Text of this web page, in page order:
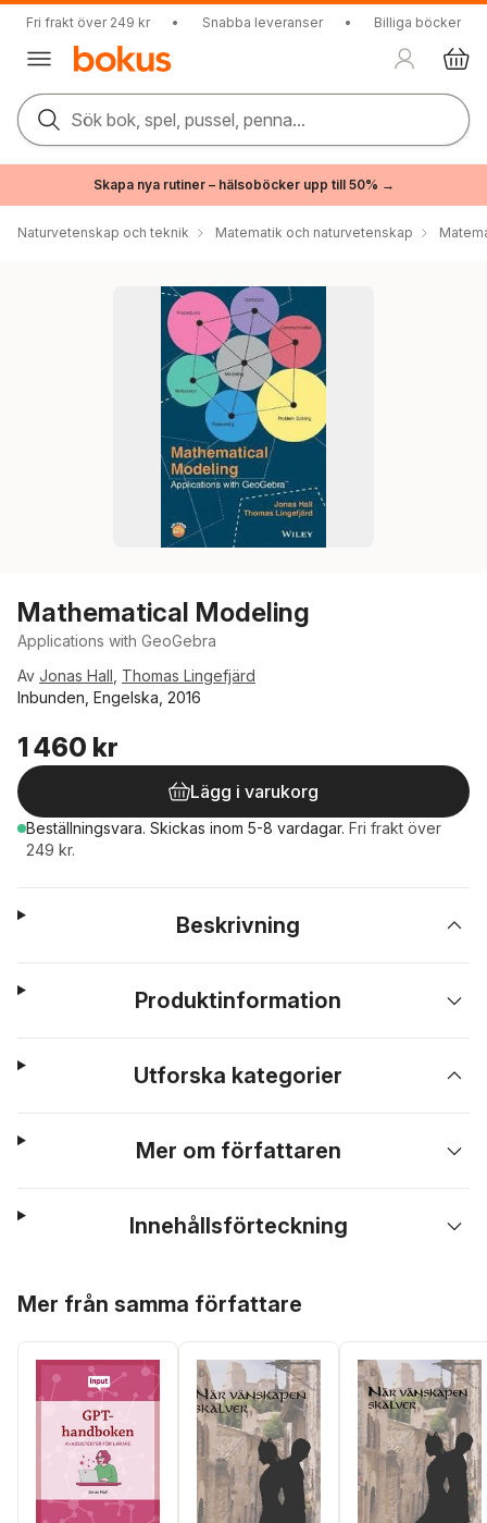
Fri frakt över 249 kr • Snabba leveranser • Billiga böcker
Sök bok, spel, pussel, penna...
Skapa nya rutiner – hälsoböcker upp till 50% →
Naturvetenskap och teknik Matematik och naturvetenskap
Mathematical Modeling
Applications with GeoGebra
Av Jonas Hall Thomas Lingefjärd
Inbunden, Engelska, 2016
1 460 kr
Lägg i varukorg
Beställningsvara. Skickas inom 5-8 vardagar. Fri frakt över
249 kr.
Beskrivning
Produktinformation
Utforska kategorier
Mer om författaren
Innehållsförteckning
Mer från samma författare